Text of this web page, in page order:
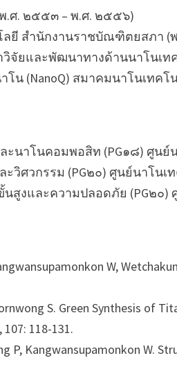
.ศ. ๒๕๕๓ – พ.ศ. ๒๕๕๖)
ยี สำนักงานราชบัณฑิตยสภา (
จัยและพัฒนาทางด้านนาโนเ
น (NanoQ) สมาคมนาโนเทค
ะนาโนคอมพอสิท (PG๑๘) ศูน
วิศวกรรม (PG๒๐) ศูนย์นาโน
สูงและความปลอดภัย (PG๒๐
W,
S. Green Synthesis of
118-131.
P, Kangwansupamonkon W.